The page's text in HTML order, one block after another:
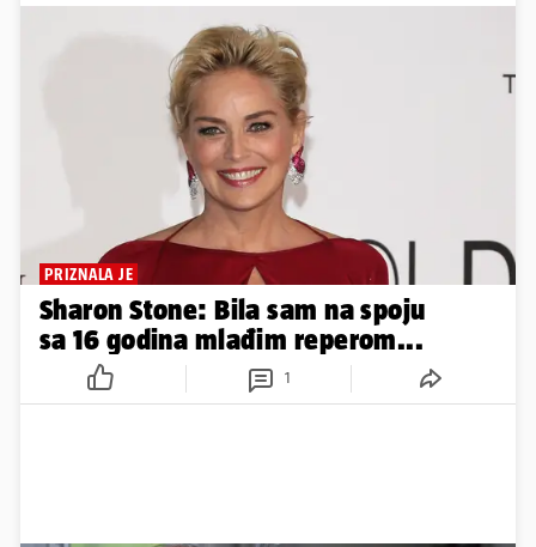
PRIZNALA JE
Sharon Stone: Bila sam na spoju
sa 16 godina mlađim reperom...
1